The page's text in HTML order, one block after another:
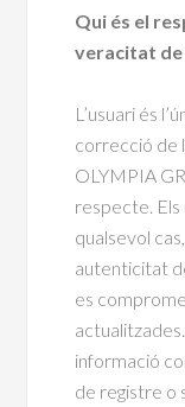
Qui és el
veracitat de
L’usuari és
correcció de
OLYMPIA
respecte. Els
qualsevol
autenticitat
es
informació
de registre o